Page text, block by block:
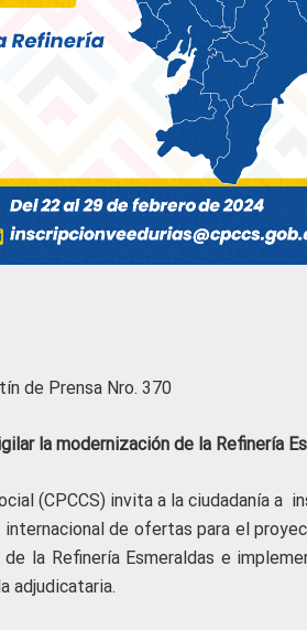
de Prensa Nro. 370
la modernización de la Refinería
(CPCCS) invita a la ciudadanía a
de ofertas para el
la Refinería Esmeraldas e
adjudicataria.